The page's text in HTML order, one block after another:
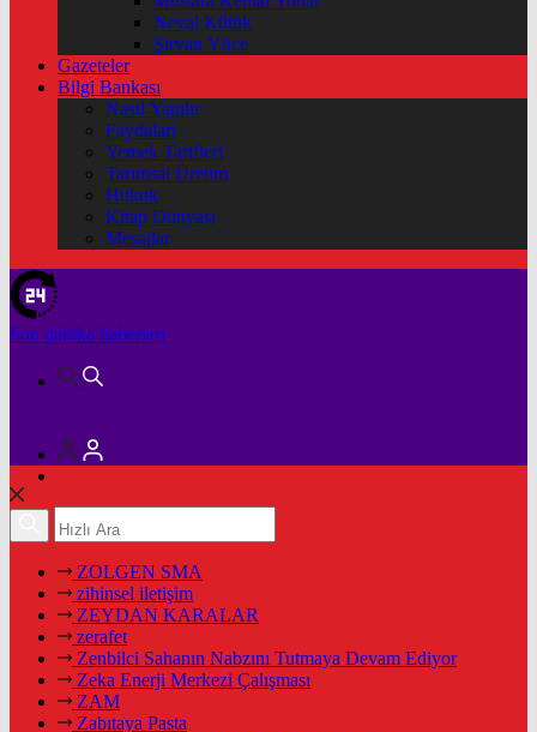
Neval Kütük
Şirvan Yüce
Gazeteler
Bilgi Bankası
Nasıl Yapılır
Faydaları
Yemek Tarifleri
Tarımsal Üretim
Hukuk
Kitap Dünyası
Mesajlar
Son dakika haberleri
ZOLGEN SMA
zihinsel iletişim
ZEYDAN KARALAR
zerafet
Zenbilci Sahanın Nabzını Tutmaya Devam Ediyor
Zeka Enerji Merkezi Çalışması
ZAM
Zabıtaya Pasta